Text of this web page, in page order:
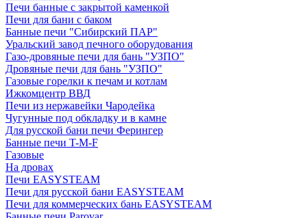
Печи банные с закрытой каменкой
Печи для бани с баком
Банные печи "Сибирский ПАР"
Уральский завод печного оборудования
Газо-дровяные печи для бань "УЗПО"
Дровяные печи для бань "УЗПО"
Газовые горелки к печам и котлам
Ижкомцентр ВВД
Печи из нержавейки Чародейка
Чугунные под обкладку и в камне
Для русской бани печи Ферингер
Банные печи T-M-F
Газовые
На дровах
Печи EASYSTEAM
Печи для русской бани EASYSTEAM
Печи для коммерческих бань EASYSTEAM